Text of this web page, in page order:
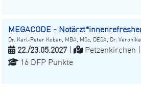
MEGACODE -
Dr. Karl-Peter Koban, MBA, MSc, DESA, Dr.
22./23.05.2027 Petzenkirchen |
16 DFP Punkte